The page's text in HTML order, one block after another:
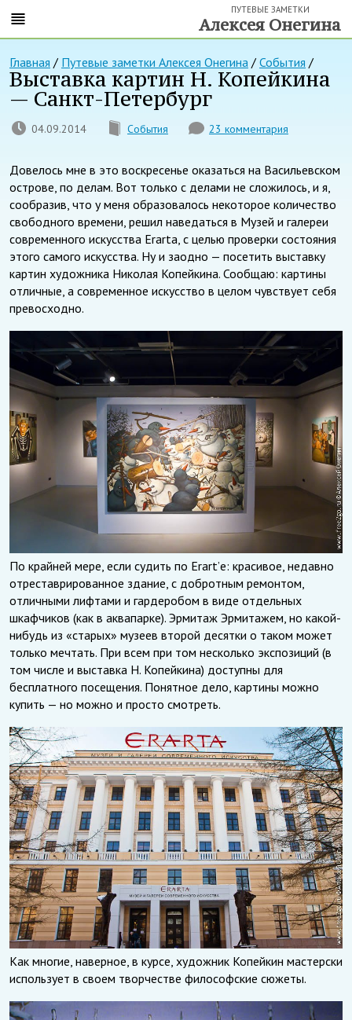
ПУТЕВЫЕ ЗАМЕТКИ
Алексея Онегина
Главная / Путевые заметки Алексея Онегина / События /
Выставка картин Н. Копейкина
— Санкт-Петербург
04.09.2014 События 23 комментария
Довелось мне в это воскресенье оказаться на Васильевском
острове, по делам. Вот только с делами не сложилось, и я,
сообразив, что у меня образовалось некоторое количество
свободного времени, решил наведаться в Музей и галереи
современного искусства Erarta, с целью проверки состояния
этого самого искусства. Ну и заодно — посетить выставку
картин художника Николая Копейкина. Сообщаю: картины
отличные, а современное искусство в целом чувствует себя
превосходно.
По крайней мере, если судить по Erart’е: красивое, недавно
отреставрированное здание, с добротным ремонтом,
отличными лифтами и гардеробом в виде отдельных
шкафчиков (как в аквапарке). Эрмитаж Эрмитажем, но какой-
нибудь из «старых» музеев второй десятки о таком может
только мечтать. При всем при том несколько экспозиций (в
том числе и выставка Н. Копейкина) доступны для
бесплатного посещения. Понятное дело, картины можно
купить — но можно и просто смотреть.
Как многие, наверное, в курсе, художник Копейкин мастерски
использует в своем творчестве философские сюжеты.